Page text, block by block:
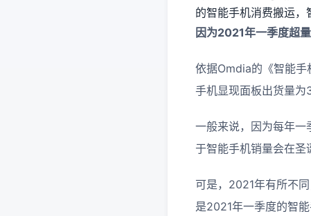
的智能手机消费搬运，
因为2021年一季度超
依据Omdia的《智能
手机显现面板出货量为
一般来说，因为每年一
于智能手机销量会在圣
可是，2021年有所不
是2021年一季度的智能